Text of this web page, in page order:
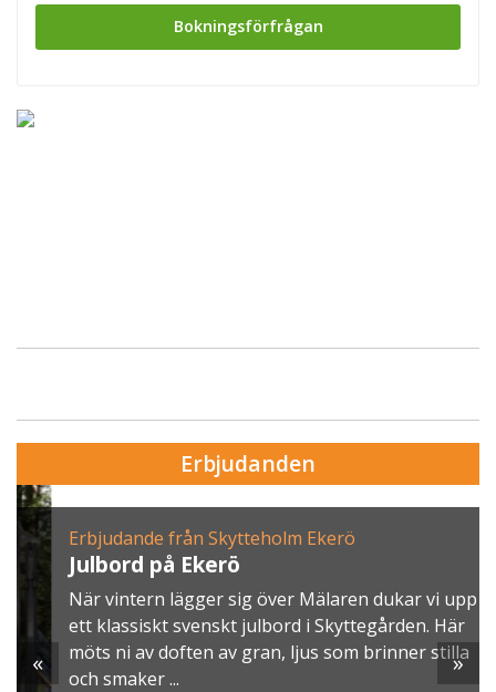
Bokningsförfrågan
Erbjudanden
Erbjudande från Skytteholm Ekerö
Julbord på Ekerö
När vintern lägger sig över Mälaren dukar vi upp
ett klassiskt svenskt julbord i Skyttegården. Här
möts ni av doften av gran, ljus som brinner stilla
och smaker ...
« »